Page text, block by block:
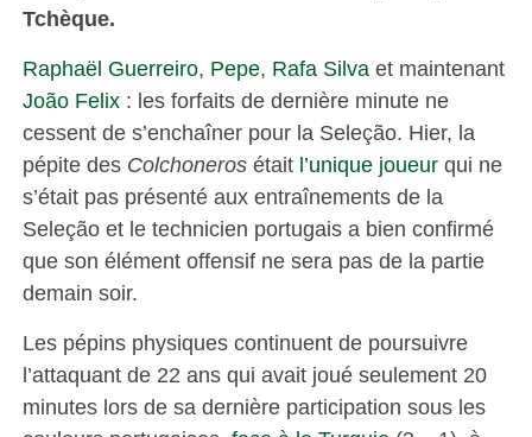
Tchèque.
Raphaël Guerreiro, Pepe, Rafa Silvaet maintenant
João Felix: les forfaits de dernière minute ne
cessent de s’enchaîner pour la Seleção. Hier, la
pépite des Colchoneros était l’unique joueurqui ne
s’était pas présenté aux entraînements de la
Seleção et le technicien portugais a bien confirmé
que son élément offensif ne sera pas de la partie
demain soir.
Les pépins physiques continuent de poursuivre
l’attaquant de 22 ans qui avait joué seulement 20
minutes lors de sa dernière participation sous les